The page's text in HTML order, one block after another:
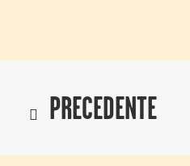
PRECEDENTE